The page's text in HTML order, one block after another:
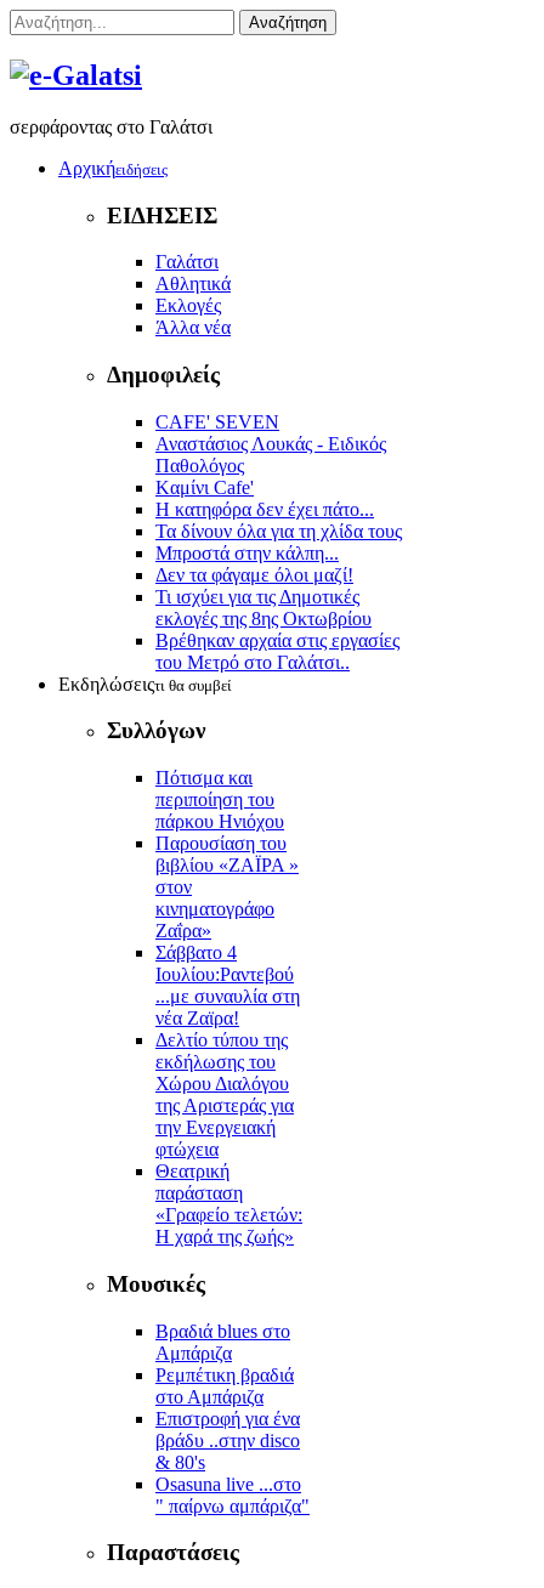
Αναζήτηση
σερφάροντας στο Γαλάτσι
Αρχικήειδήσεις
ΕΙΔΗΣΕΙΣ
Γαλάτσι
Αθλητικά
Εκλογές
Άλλα νέα
Δημοφιλείς
CAFE' SEVEN
Αναστάσιος Λουκάς - Ειδικός
Παθολόγος
Kαμίνι Cafe'
Η κατηφόρα δεν έχει πάτο...
Τα δίνουν όλα για τη χλίδα τους
Μπροστά στην κάλπη...
Δεν τα φάγαμε όλοι μαζί!
Τι ισχύει για τις Δημοτικές
εκλογές της 8ης Οκτωβρίου
Βρέθηκαν αρχαία στις εργασίες
του Μετρό στο Γαλάτσι..
Εκδηλώσειςτι θα συμβεί
Συλλόγων
Πότισμα και
περιποίηση του
πάρκου Ηνιόχου
Παρουσίαση του
βιβλίου «ΖΑΪΡΑ »
στον
κινηματογράφο
Ζαΐρα»
Σάββατο 4
Ιουλίου:Ραντεβού
...με συναυλία στη
νέα Ζαϊρα!
Δελτίο τύπου της
εκδήλωσης του
Χώρου Διαλόγου
της Αριστεράς για
την Ενεργειακή
φτώχεια
Θεατρική
παράσταση
«Γραφείο τελετών:
Η χαρά της ζωής»
Μουσικές
Βραδιά blues στο
Αμπάριζα
Ρεμπέτικη βραδιά
στο Αμπάριζα
Επιστροφή για ένα
βράδυ ..στην disco
& 80's
Osasuna live ...στο
" παίρνω αμπάριζα"
Παραστάσεις